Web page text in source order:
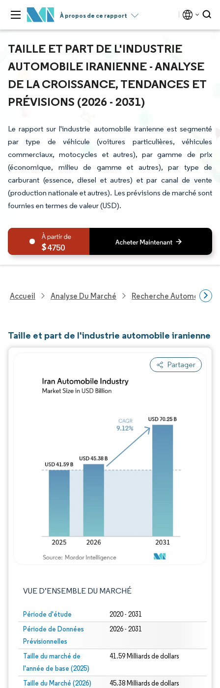
À propos de ce rapport
TAILLE ET PART DE L'INDUSTRIE
AUTOMOBILE IRANIENNE - ANALYSE
DE LA CROISSANCE, TENDANCES ET
PRÉVISIONS (2026 - 2031)
Le rapport sur l'industrie automobile iranienne est segmenté
par type de véhicule (voitures particulières, véhicules
commerciaux, motocycles et autres), par gamme de prix
(économique, milieu de gamme et autres), par type de
carburant (essence, diesel et autres) et par canal de vente
(production nationale et autres). Les prévisions de marché sont
fournies en termes de valeur (USD).
4750
Accueil Analyse Du Marché Recherche Automobile
Taille et part de l'industrie automobile iranienne
Partager
VUE D’ENSEMBLE DU MARCHÉ
Période d'étude 2020 - 2031
Période de Données
Prévisionnelles
2026 - 2031
Taille du marché de
l'année de base (2025)
41.59 Milliards de dollars
Taille du Marché (2026) 45.38 Milliards de dollars